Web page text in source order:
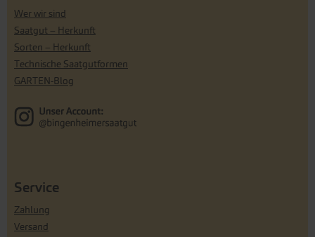
Wer wir sind
Saatgut – Herkunft
Sorten – Herkunft
Technische Saatgutformen
GARTEN-Blog
Service
Zahlung
Versand